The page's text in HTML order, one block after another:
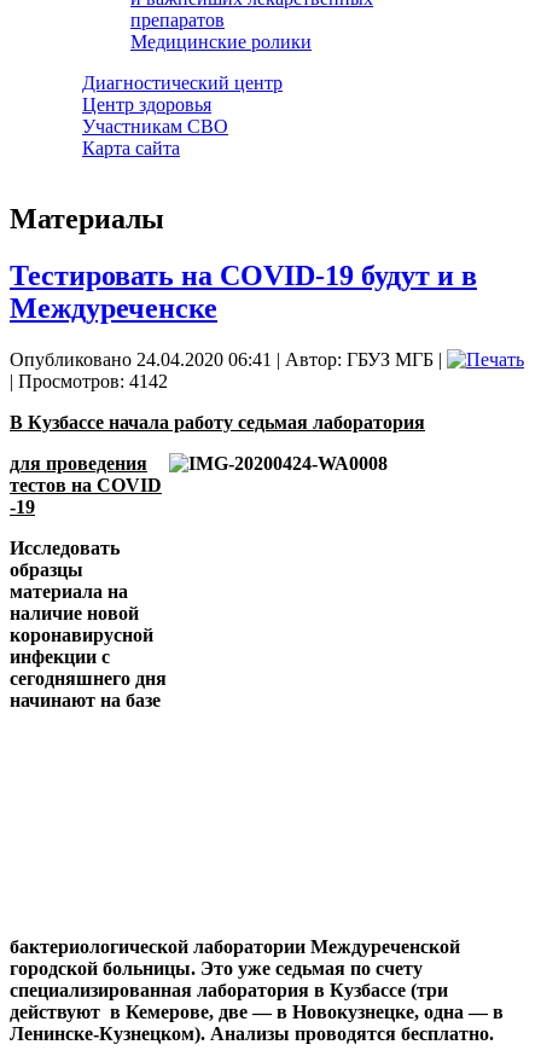
препаратов
Медицинские ролики
Диагностический центр
Центр здоровья
Участникам СВО
Карта сайта
Материалы
Тестировать на COVID-19 будут и в
Междуреченске
Опубликовано 24.04.2020 06:41 | Автор: ГБУЗ МГБ |
| Просмотров: 4142
В Кузбассе начала работу седьмая лаборатория
для проведения
тестов на COVID
-19
Исследовать
образцы
материала на
наличие новой
коронавирусной
инфекции с
сегодняшнего дня
начинают на базе
бактериологической лаборатории Междуреченской
городской больницы. Это уже седьмая по счету
специализированная лаборатория в Кузбассе (три
действуют в Кемерове, две — в Новокузнецке, одна — в
Ленинске-Кузнецком). Анализы проводятся бесплатно.